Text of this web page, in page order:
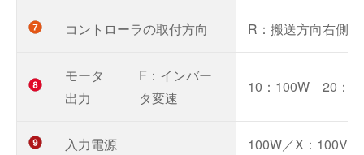
コントローラの取付方向 R：搬送方向右側
モータ
出力
F：インバー
タ変速
10：100W 20：
入力電源 100W／X：100V